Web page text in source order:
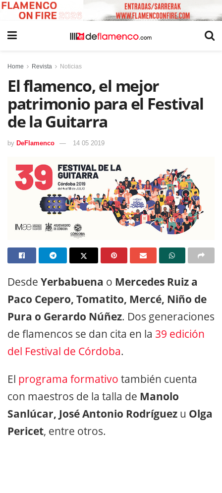
Home Revista Noticias
El flamenco, el mejor
patrimonio para el Festival
de la Guitarra
by DeFlamenco 14 05 2019
Desde Yerbabuena o Mercedes Ruiz a
Paco Cepero, Tomatito, Mercé, Niño de
Pura o Gerardo Núñez. Dos generaciones
de flamencos se dan cita en la 39 edición
del Festival de Córdoba.
El programa formativo también cuenta
con maestros de la talla de Manolo
Sanlúcar, José Antonio Rodríguez u Olga
Pericet, entre otros.